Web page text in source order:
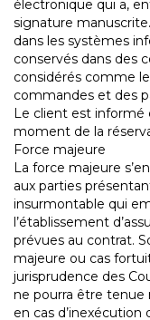
électronique qui a,
signature
dans les systèmes
conservés dans des
considérés comme
commandes et des
Le client est informé
moment de la
Force majeure
La force majeure
aux parties
insurmontable qui
l’établissement
prévues au contrat.
majeure ou cas
jurisprudence des
ne pourra être tenue
en cas d’inexécution